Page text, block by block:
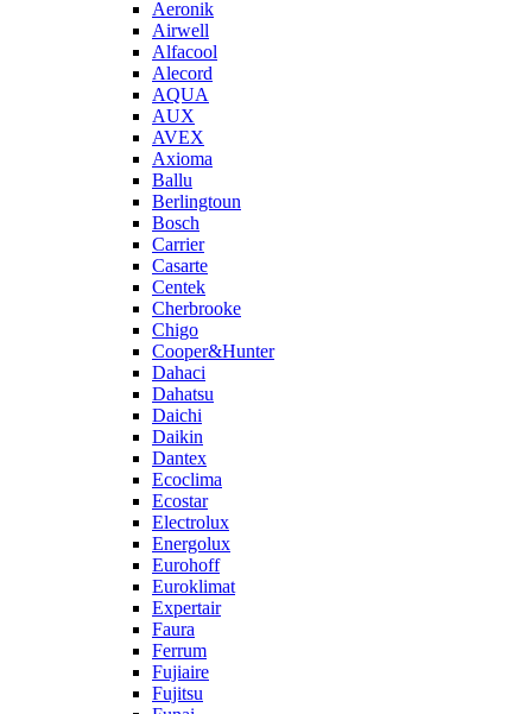
Aeronik
Airwell
Alfacool
Alecord
AQUA
AUX
AVEX
Axioma
Ballu
Berlingtoun
Bosch
Carrier
Casarte
Centek
Cherbrooke
Chigo
Cooper&Hunter
Dahaci
Dahatsu
Daichi
Daikin
Dantex
Ecoclima
Ecostar
Electrolux
Energolux
Eurohoff
Euroklimat
Expertair
Faura
Ferrum
Fujiaire
Fujitsu